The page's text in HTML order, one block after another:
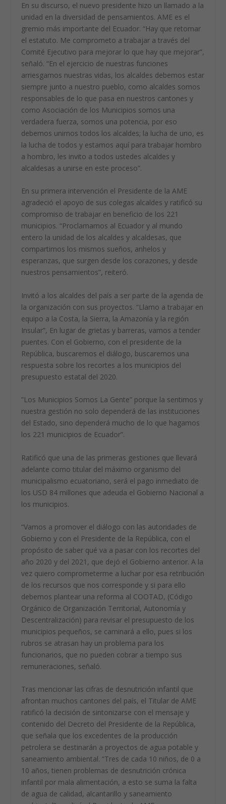
En su discurso, el nuevo presidente hizo un llamado a la
unidad en la diversidad de pensamientos. AME es el
gremio más importante del Ecuador. “Hay que retomar
el estatuto. Me comprometo a trabajar a través del
Comité Ejecutivo para mejorar lo que hay que mejorar”,
señaló. “En el ejercicio de nuestras funciones
arriesgamos nuestras vidas, los alcaldes debemos estar
siempre junto a nuestro pueblo, como alcaldes somos
responsables de lo que pasa en nuestros cantones y
como Asociación de los Municipios somos una
verdadera fuerza, somos una potencia, por eso
debemos unirnos todos los alcaldes; la lucha de uno, es
la lucha de todos y estamos aquí para trabajar hombro
a hombro, les invito a todos ustedes alcaldes y
alcaldesas a unirse en este proceso”.
En su primera intervención el Presidente de la AME
agradeció el apoyo de sus colegas alcaldes y ratificó su
compromiso de trabajar en beneficio de los 221
municipios. “Proclamamos al Ecuador y al mundo
entero la unidad de los alcaldes y alcaldesas, que
compartimos los mismos sueños, anhelos y
esperanzas, que surgen desde los corazones, y desde
nuestros pensamientos”, reiteró.
Invitó a los alcaldes del país a ser parte de la agenda de
la organización con sus proyectos. “Llamo a trabajar en
equipo a la Costa, la Sierra, la Amazonía y la región
Insular”, En lugar de grietas y barreras, vamos a tender
puentes. Con el Gobierno, con el presidente de la
República, buscaremos el diálogo, buscaremos una
respuesta sobre los recortes a los municipios del
presupuesto estatal del 2020.
”Los Municipios Somos La Gente” porque la sentimos y
nuestra gestión no solo dependerá de las instituciones
del Estado, sino dependerá mucho de lo que hagamos
los 221 municipios de Ecuador”.
Ratificó que una de las primeras gestiones que llevará
adelante como titular del máximo organismo del
municipalismo ecuatoriano, será el pago inmediato de
los USD 84 millones que adeuda el Gobierno Nacional a
los municipios.
“Vamos a promover el diálogo con las autoridades de
Gobierno y con el Presidente de la República, con el
propósito de saber qué va a pasar con los recortes del
año 2020 y del 2021, que dejó el Gobierno anterior. A la
vez quiero comprometerme a luchar por esa retribución
de los recursos que nos corresponde y si para ello
debemos plantear una reforma al COOTAD, (Código
Orgánico de Organización Territorial, Autonomía y
Descentralización) para revisar el presupuesto de los
municipios pequeños, se caminará a ello, pues si los
rubros se atrasan hay un problema para los
funcionarios, que no pueden cobrar a tiempo sus
remuneraciones, señaló.
Tras mencionar las cifras de desnutrición infantil que
afrontan muchos cantones del país, el Titular de AME
ratificó la decisión de sintonizarse con el mensaje y
contenido del Decreto del Presidente de la República,
que señala que los excedentes de la producción
petrolera se destinarán a proyectos de agua potable y
saneamiento ambiental. “Tres de cada 10 niños, de 0 a
10 años, tienen problemas de desnutrición crónica
infantil por mala alimentación, a esto se suma la falta
de agua de calidad, alcantarillo y saneamiento